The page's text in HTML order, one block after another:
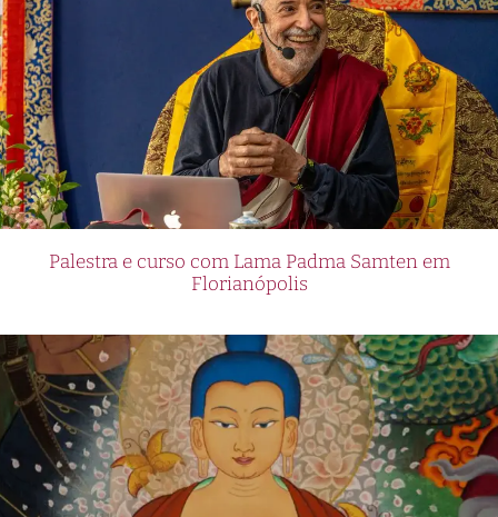
Palestra e curso com Lama Padma Samten em
Florianópolis